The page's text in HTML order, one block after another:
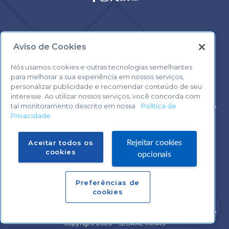
0800 570 0800
Voltar ao topo
Central de Atendimento:
0800 570 0800
Copyright 2020 - SEBRAE MINAS
Aviso de Cookies
Nós usamos cookies e outras tecnologias semelhantes
para melhorar a sua experiência em nossos serviços,
personalizar publicidade e recomendar conteúdo de seu
interesse. Ao utilizar nossos serviços, você concorda com
tal monitoramento descrito em nossa
Política de
Privacidade
Aceitar todos os
cookies
Rejeitar cookies
opcionais
Preferências de
cookies